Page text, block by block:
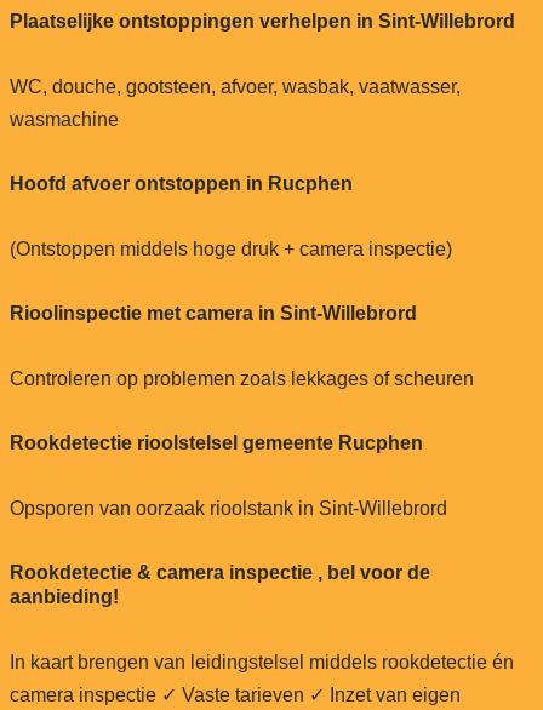
Plaatselijke ontstoppingen verhelpen in Sint-Willebrord
WC, douche, gootsteen, afvoer, wasbak, vaatwasser,
wasmachine
Hoofd afvoer ontstoppen in Rucphen
(Ontstoppen middels hoge druk + camera inspectie)
Rioolinspectie met camera in Sint-Willebrord
Controleren op problemen zoals lekkages of scheuren
Rookdetectie rioolstelsel gemeente Rucphen
Opsporen van oorzaak rioolstank in Sint-Willebrord
Rookdetectie & camera inspectie , bel voor de
aanbieding!
In kaart brengen van leidingstelsel middels rookdetectie én
camera inspectie ✓ Vaste tarieven ✓ Inzet van eigen